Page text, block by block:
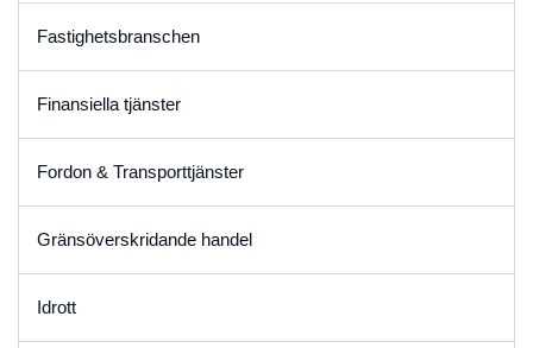
Fastighetsbranschen
Finansiella tjänster
Fordon & Transporttjänster
Gränsöverskridande handel
Idrott